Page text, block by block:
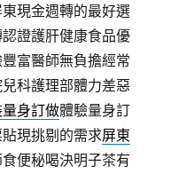
現金週轉的最好選
證護肝健康食品優
富醫師無負擔經常
科護理部體力差惡
身訂做體驗量身訂
現挑剔的需求屏東
便秘喝決明子茶有